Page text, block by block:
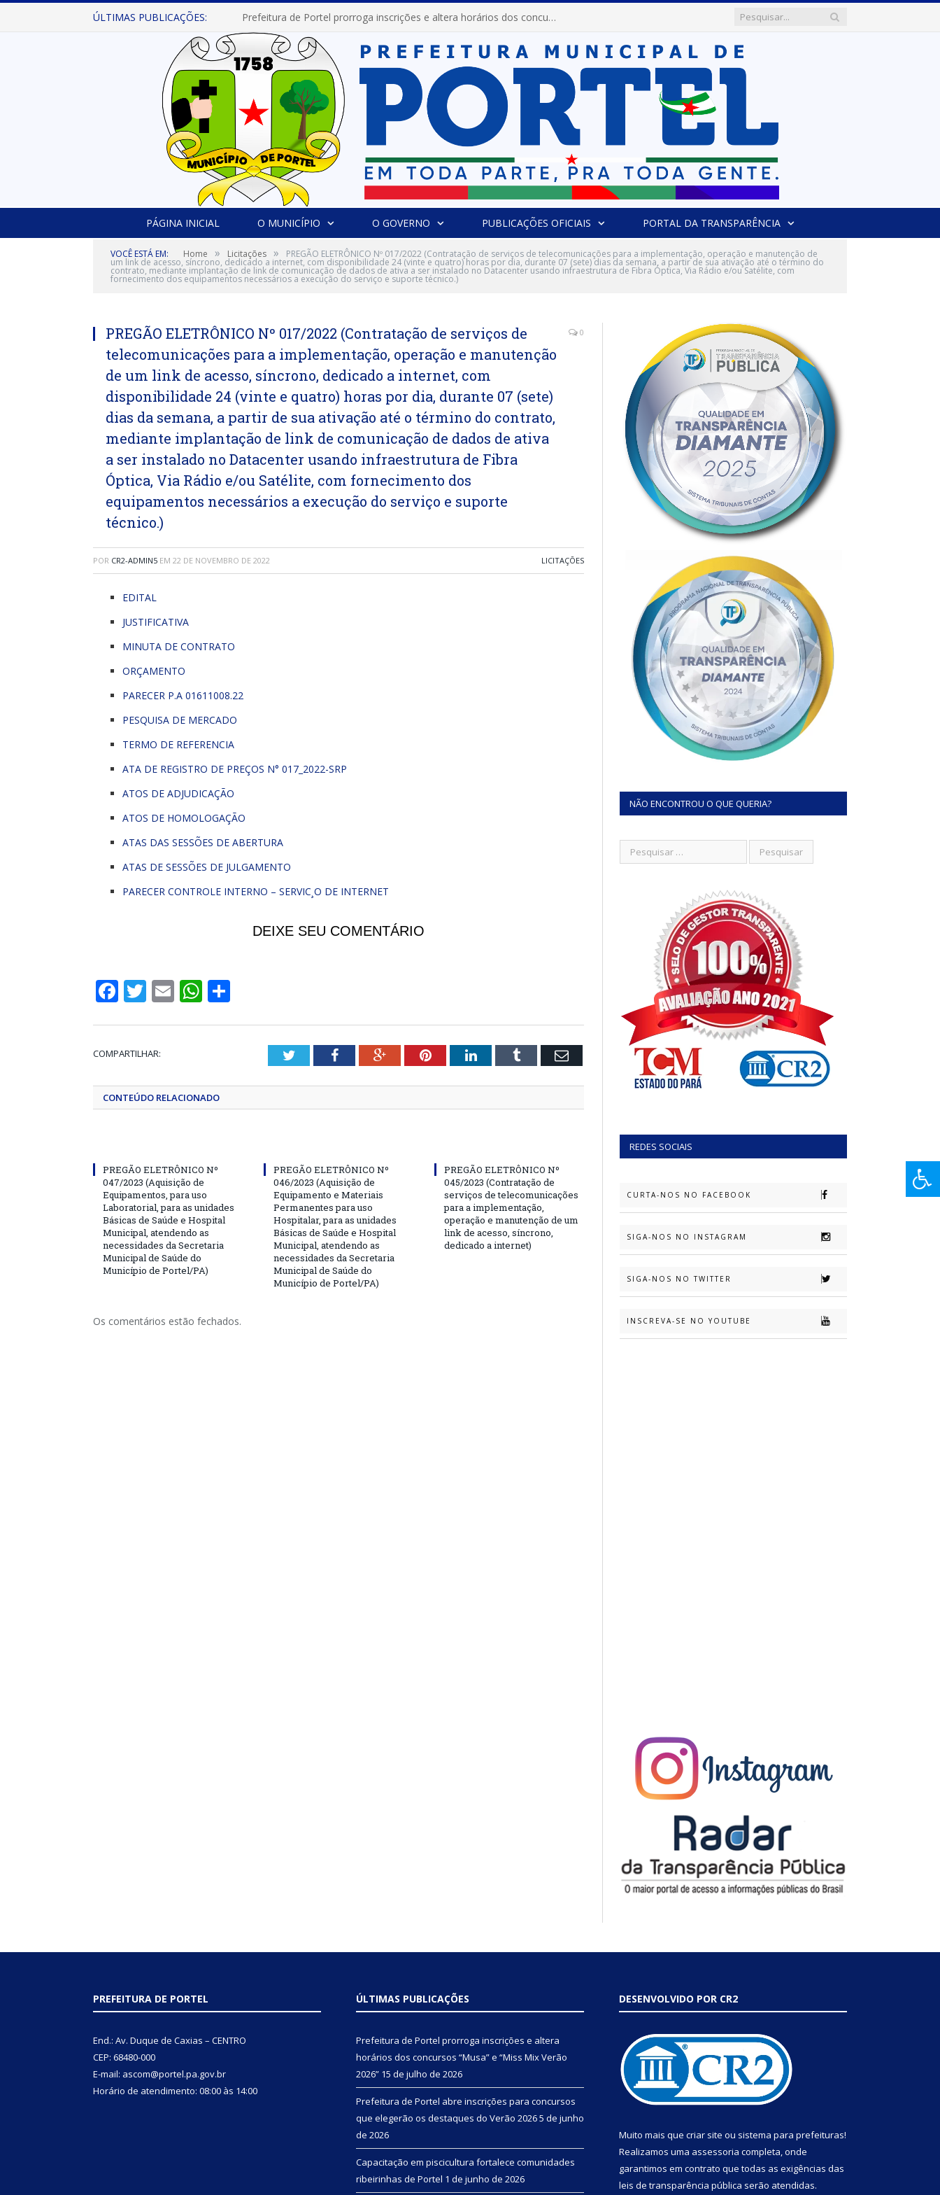
ÚLTIMAS PUBLICAÇÕES: Prefeitura de Portel prorroga inscrições e altera horários dos concursos “Musa” e “Miss Mix Verão 2026”
PÁGINA INICIAL O MUNICÍPIO O GOVERNO PUBLICAÇÕES OFICIAIS PORTAL DA TRANSPARÊNCIA
VOCÊ ESTÁ EM: Home » Licitações » PREGÃO ELETRÔNICO Nº 017/2022 (Contratação de serviços de telecomunicações para a implementação, operação e manutenção de
um link de acesso, síncrono, dedicado a internet, com disponibilidade 24 (vinte e quatro) horas por dia, durante 07 (sete) dias da semana, a partir de sua ativação até o término do
contrato, mediante implantação de link de comunicação de dados de ativa a ser instalado no Datacenter usando infraestrutura de Fibra Óptica, Via Rádio e/ou Satélite, com
fornecimento dos equipamentos necessários a execução do serviço e suporte técnico.)
PREGÃO ELETRÔNICO Nº 017/2022 (Contratação de serviços de
telecomunicações para a implementação, operação e manutenção
de um link de acesso, síncrono, dedicado a internet, com
disponibilidade 24 (vinte e quatro) horas por dia, durante 07 (sete)
dias da semana, a partir de sua ativação até o término do contrato,
mediante implantação de link de comunicação de dados de ativa
a ser instalado no Datacenter usando infraestrutura de Fibra
Óptica, Via Rádio e/ou Satélite, com fornecimento dos
equipamentos necessários a execução do serviço e suporte
técnico.)
0
POR CR2-ADMIN5 EM 22 DE NOVEMBRO DE 2022 LICITAÇÕES
EDITAL
JUSTIFICATIVA
MINUTA DE CONTRATO
ORÇAMENTO
PARECER P.A 01611008.22
PESQUISA DE MERCADO
TERMO DE REFERENCIA
ATA DE REGISTRO DE PREÇOS N° 017_2022-SRP
ATOS DE ADJUDICAÇÃO
ATOS DE HOMOLOGAÇÃO
ATAS DAS SESSÕES DE ABERTURA
ATAS DE SESSÕES DE JULGAMENTO
PARECER CONTROLE INTERNO – SERVIC¸O DE INTERNET
DEIXE SEU COMENTÁRIO
Facebook
Twitter
EmailWhatsApp
COMPARTILHAR: TwitterFacebookGoogle+PinterestLinkedInTumblr Email
CONTEÚDO RELACIONADO
PREGÃO ELETRÔNICO Nº
047/2023 (Aquisição de
Equipamentos, para uso
Laboratorial, para as unidades
Básicas de Saúde e Hospital
Municipal, atendendo as
necessidades da Secretaria
Municipal de Saúde do
Município de Portel/PA)
PREGÃO ELETRÔNICO Nº
046/2023 (Aquisição de
Equipamento e Materiais
Permanentes para uso
Hospitalar, para as unidades
Básicas de Saúde e Hospital
Municipal, atendendo as
necessidades da Secretaria
Municipal de Saúde do
Município de Portel/PA)
PREGÃO ELETRÔNICO Nº
045/2023 (Contratação de
serviços de telecomunicações
para a implementação,
operação e manutenção de um
link de acesso, síncrono,
dedicado a internet)
Os comentários estão fechados.
NÃO ENCONTROU O QUE QUERIA?
REDES SOCIAIS
CURTA-NOS NO FACEBOOK
SIGA-NOS NO INSTAGRAM
SIGA-NOS NO TWITTER
INSCREVA-SE NO YOUTUBE
PREFEITURA DE PORTEL
End.: Av. Duque de Caxias – CENTRO
CEP: 68480-000
E-mail: ascom@portel.pa.gov.br
Horário de atendimento: 08:00 às 14:00
ÚLTIMAS PUBLICAÇÕES
Prefeitura de Portel prorroga inscrições e altera
horários dos concursos “Musa” e “Miss Mix Verão
2026” 15 de julho de 2026
Prefeitura de Portel abre inscrições para concursos
que elegerão os destaques do Verão 20265 de junho
de 2026
Capacitação em piscicultura fortalece comunidades
ribeirinhas de Portel 1 de junho de 2026
DESENVOLVIDO POR CR2
Muito mais que criar site ou sistema para prefeituras!
Realizamos uma assessoria completa, onde
garantimos em contrato que todas as exigências das
leis de transparência pública serão atendidas.